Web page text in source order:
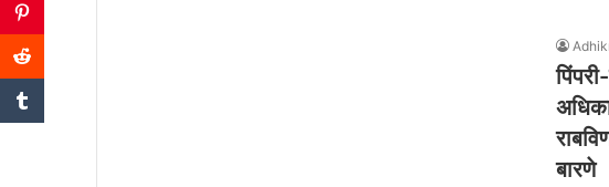
बारणे